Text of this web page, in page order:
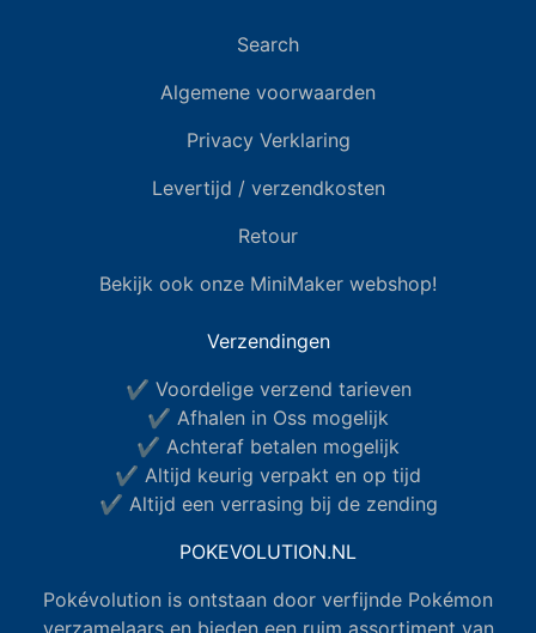
Search
Algemene voorwaarden
Privacy Verklaring
Levertijd / verzendkosten
Retour
Bekijk ook onze MiniMaker webshop!
Verzendingen
✔ Voordelige verzend tarieven
✔ Afhalen in Oss mogelijk
✔ Achteraf betalen mogelijk
✔ Altijd keurig verpakt en op tijd
✔ Altijd een verrasing bij de zending
POKEVOLUTION.NL
Pokévolution is ontstaan door verfijnde Pokémon
verzamelaars en bieden een ruim assortiment van